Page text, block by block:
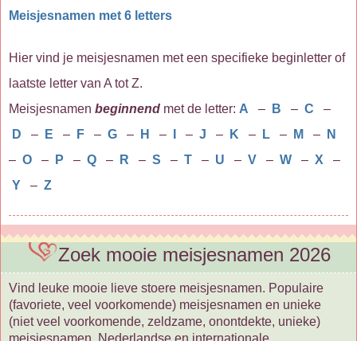
Meisjesnamen met 6 letters
Hier vind je meisjesnamen met een specifieke beginletter of
laatste letter van A tot Z.
Meisjesnamen beginnend met de letter: A – B – C
–
D
– E – F – G – H – – J – K – L – M –
N
– O – P – Q – R – S – T – U – V – W – X
–
Y
– Z
Zoek mooie meisjesnamen 2026
Vind leuke mooie lieve stoere meisjesnamen. Populaire
(favoriete, veel voorkomende) meisjesnamen en unieke
(niet veel voorkomende, zeldzame, onontdekte, unieke)